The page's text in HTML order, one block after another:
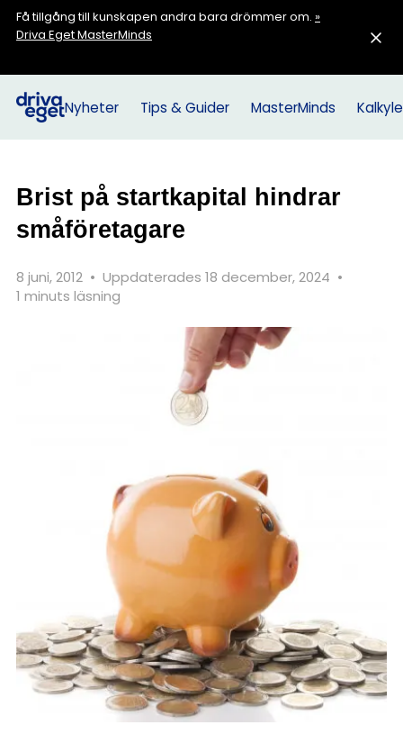
Få tillgång till kunskapen andra bara drömmer om. »
Driva Eget MasterMinds
Nyheter Tips & Guider MasterMinds
Brist på startkapital hindrar
småföretagare
8 juni, 2012 • Uppdaterades 18 december, 2024 •
1 minuts läsning